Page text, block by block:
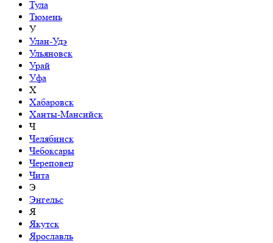
Тула
Тюмень
У
Улан-Удэ
Ульяновск
Урай
Уфа
Х
Хабаровск
Ханты-Мансийск
Ч
Челябинск
Чебоксары
Череповец
Чита
Э
Энгельс
Я
Якутск
Ярославль